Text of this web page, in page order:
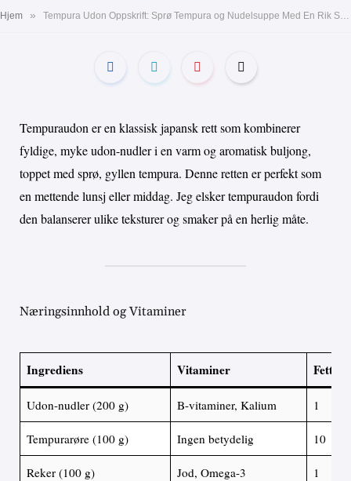
Hjem »
Tempuraudon er en klassisk japansk rett som kombinerer
fyldige, myke udon-nudler i en varm og aromatisk buljong,
toppet med sprø, gyllen tempura. Denne retten er perfekt som
en mettende lunsj eller middag. Jeg elsker tempuraudon fordi
den balanserer ulike teksturer og smaker på en herlig måte.
Næringsinnhold og Vitaminer
Ingrediens Vitaminer Fett (g)
Udon-nudler (200 g) B-vitaminer, Kalium 1
Tempurarøre (100 g) Ingen betydelig 10
Reker (100 g) Jod, Omega-3 1